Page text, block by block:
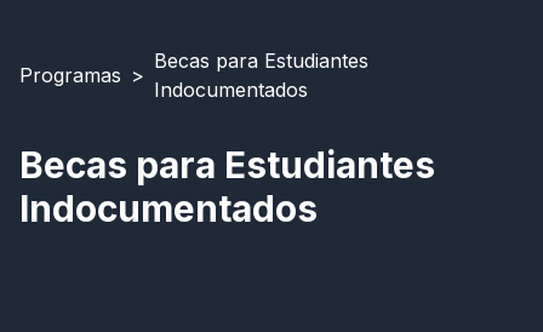
Programas >
Becas para Estudiantes
Indocumentados
Becas para Estudiantes
Indocumentados